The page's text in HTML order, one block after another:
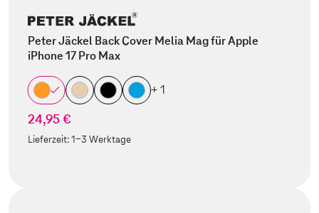
Peter Jäckel Back Cover Melia Mag für Apple
iPhone 17 Pro Max
+ 1
24,95 €
Lieferzeit:1-3 Werktage